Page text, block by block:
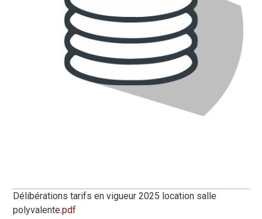
Délibérations tarifs en vigueur 2025 location salle
polyvalente.pdf